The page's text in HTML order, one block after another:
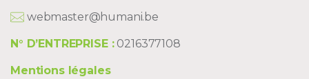
webmaster@humani.be
N° D’ENTREPRISE :0216377108
Mentions légales